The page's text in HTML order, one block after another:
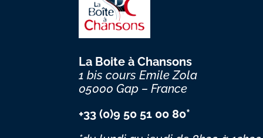
La Boite à Chansons
1 bis cours Emile Zola
05000 Gap – France
+33 (0)9 50 51 00 80*